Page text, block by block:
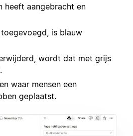
heeft aangebracht en
is blauw
wordt dat met grijs
waar mensen een
geplaatst.